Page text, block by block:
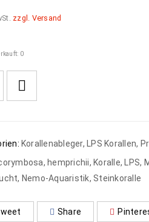
zzgl. Versand
0
Korallenableger, LPS Korallen,
, hemprichii, Koralle, LPS,
, Nemo-Aquaristik, Steinkoralle
Share